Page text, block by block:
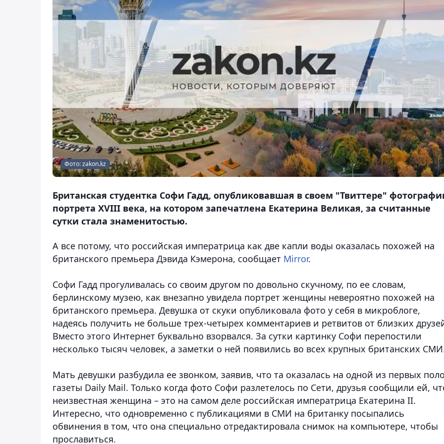
Фото: zakon.kz
Британская студентка Софи Гадд, опубликовавшая в своем "Твиттере"
портрета XVIII века, на котором запечатлена Екатерина Великая, за считанные
сутки стала знаменитостью.
А все потому, что российская императрица как две капли воды оказалась похожей на
британского премьера Дэвида Кэмерона, сообщает Mirror.
Софи Гадд прогуливалась со своим другом по довольно скучному, по ее словам,
берлинскому музею, как внезапно увидела портрет женщины невероятно похожей на
британского премьера. Девушка от скуки опубликовала фото у себя в микроблоге,
надеясь получить не больше трех-четырех комментариев и ретвитов от близких
Вместо этого Интернет буквально взорвался. За сутки картинку Софи перепостили
несколько тысяч человек, а заметки о ней появились во всех крупных британских
Мать девушки разбудила ее звонком, заявив, что та оказалась на одной из первых
газеты Daily Mail. Только когда фото Софи разлетелось по Сети, друзья сообщили ей,
неизвестная женщина – это на самом деле российская императрица Екатерина II.
Интересно, что одновременно с публикациями в СМИ на британку посыпались
обвинения в том, что она специально отредактировала снимок на компьютере, чтобы
прославиться.